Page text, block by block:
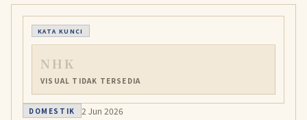
potensi gangguan jadwal Shinkansen.
KATA KUNCI
NHK
VISUAL TIDAK TERSEDIA
DOMESTIK 2 Jun 2026